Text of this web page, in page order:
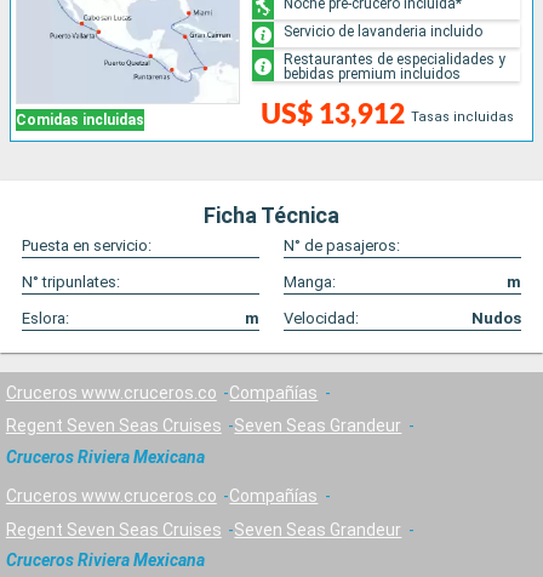
Comidas incluidas US$ 13,912 Tasas incluidas
Noche pre-crucero incluida*
Servicio de lavanderia incluido
Restaurantes de especialidades y
bebidas premium incluidos
Ficha Técnica
Puesta en servicio:
N° de pasajeros:
N° tripunlates:
Manga:
m
Eslora:
m Velocidad: Nudos
Cruceros www.cruceros.co
Compañías
Regent Seven Seas Cruises
Seven Seas Grandeur
Cruceros Riviera Mexicana
Cruceros www.cruceros.co
Compañías
Regent Seven Seas Cruises
Seven Seas Grandeur
Cruceros Riviera Mexicana